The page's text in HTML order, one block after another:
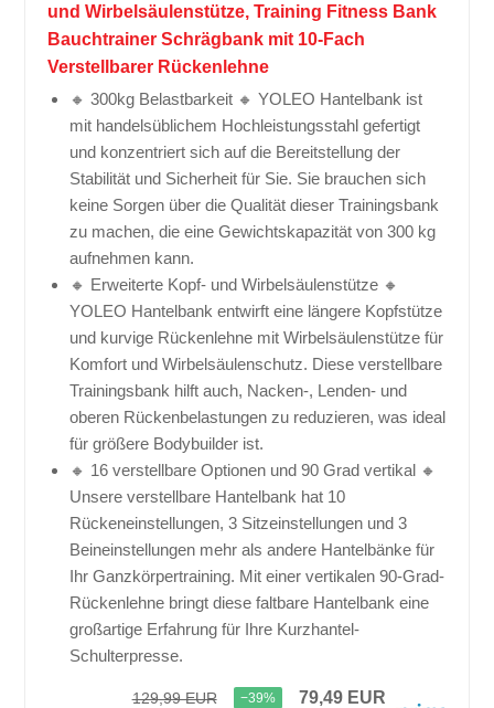
und Wirbelsäulenstütze, Training Fitness Bank
Bauchtrainer Schrägbank mit 10-Fach
Verstellbarer Rückenlehne
🔸 300kg Belastbarkeit 🔸 YOLEO Hantelbank ist
mit handelsüblichem Hochleistungsstahl gefertigt
und konzentriert sich auf die Bereitstellung der
Stabilität und Sicherheit für Sie. Sie brauchen sich
keine Sorgen über die Qualität dieser Trainingsbank
zu machen, die eine Gewichtskapazität von 300 kg
aufnehmen kann.
🔸 Erweiterte Kopf- und Wirbelsäulenstütze 🔸
YOLEO Hantelbank entwirft eine längere Kopfstütze
und kurvige Rückenlehne mit Wirbelsäulenstütze für
Komfort und Wirbelsäulenschutz. Diese verstellbare
Trainingsbank hilft auch, Nacken-, Lenden- und
oberen Rückenbelastungen zu reduzieren, was ideal
für größere Bodybuilder ist.
🔸 16 verstellbare Optionen und 90 Grad vertikal 🔸
Unsere verstellbare Hantelbank hat 10
Rückeneinstellungen, 3 Sitzeinstellungen und 3
Beineinstellungen mehr als andere Hantelbänke für
Ihr Ganzkörpertraining. Mit einer vertikalen 90-Grad-
Rückenlehne bringt diese faltbare Hantelbank eine
großartige Erfahrung für Ihre Kurzhantel-
Schulterpresse.
129,99 EUR −39% 79,49 EUR